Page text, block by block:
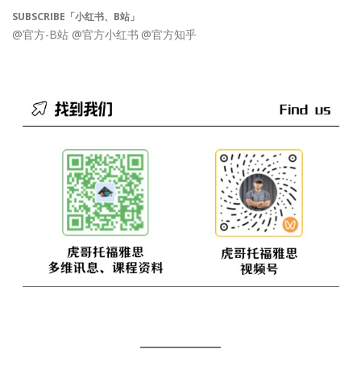
SUBSCRIBE「小红书、B站」
@官方-B站 @官方小红书 @官方知乎